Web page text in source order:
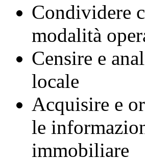
Condividere
modalità
Censire e
locale
Acquisire e
le
immobiliare